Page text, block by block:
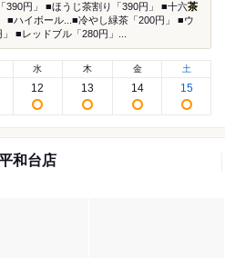
390円」 ■ほうじ茶割り「390円」 ■十六茶
ハイボール...■冷やし緑茶「200円」 ■ウ
」 ■レッドブル「280円」...
水
12
木
13
金
14
土
15
和台店